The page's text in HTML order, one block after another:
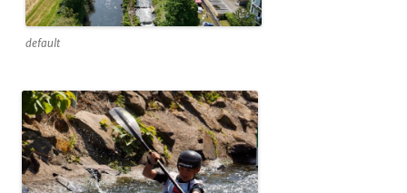
default